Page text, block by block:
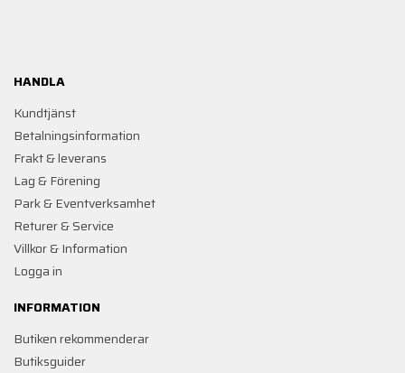
HANDLA
Kundtjänst
Betalningsinformation
Frakt & leverans
Lag & Förening
Park & Eventverksamhet
Returer & Service
Villkor & Information
Logga in
INFORMATION
Butiken rekommenderar
Butiksguider